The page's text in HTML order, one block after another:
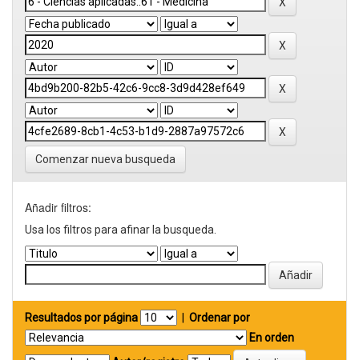
Comenzar nueva busqueda
Añadir filtros:
Usa los filtros para afinar la busqueda.
Resultados por página
Ordenar por
En orden